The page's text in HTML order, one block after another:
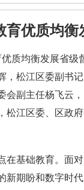
育优质均衡
衡发展省级督
，松江区委副书
会副主任杨飞云
松江区委、区政
础教育。面对
新期盼和数字时